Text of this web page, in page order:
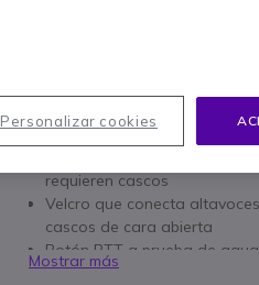
Características principales
Solución ideal para
requieren cascos
Velcro que conecta
cascos de cara abierta
Botón PTT a prueba de
palanca de cambios
Mostrar más
Personalizar cookies